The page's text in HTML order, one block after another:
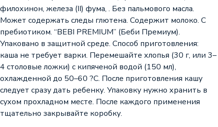
филохинон, железа (II) фума, . Без пальмового масла.
Может содержать следы глютена. Содержит молоко. С
пребиотиком. “BEBI PREMIUM” (Беби Премиум).
Упаковано в защитной среде. Способ приготовления:
каша не требует варки. Перемешайте хлопья (30 г, или 3–
4 столовые ложки) с кипяченой водой (150 мл),
охлажденной до 50–60 ?С. После приготовления кашу
следует сразу дать ребенку. Упаковку нужно хранить в
сухом прохладном месте. После каждого применения
тщательно закрывайте коробку.